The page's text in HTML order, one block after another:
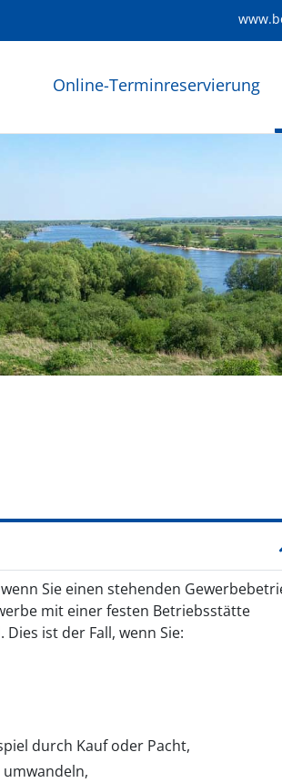
Online-Terminreservierung
Sie einen stehenden
mit einer festen Betriebsstätte
ist der Fall, wenn Sie:
durch Kauf oder Pacht,